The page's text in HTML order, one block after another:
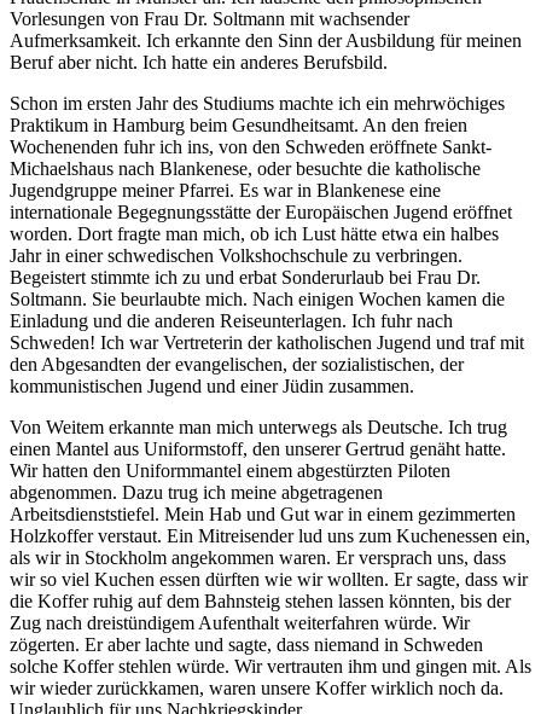
Vorlesungen von Frau Dr. Soltmann mit wachsender
Aufmerksamkeit. Ich erkannte den Sinn der Ausbildung für meinen
Beruf aber nicht. Ich hatte ein anderes Berufsbild.
Schon im ersten Jahr des Studiums machte ich ein mehrwöchiges
Praktikum in Hamburg beim Gesundheitsamt. An den freien
Wochenenden fuhr ich ins, von den Schweden eröffnete Sankt-
Michaelshaus nach Blankenese, oder besuchte die katholische
Jugendgruppe meiner Pfarrei. Es war in Blankenese eine
internationale Begegnungsstätte der Europäischen Jugend eröffnet
worden. Dort fragte man mich, ob ich Lust hätte etwa ein halbes
Jahr in einer schwedischen Volkshochschule zu verbringen.
Begeistert stimmte ich zu und erbat Sonderurlaub bei Frau Dr.
Soltmann. Sie beurlaubte mich. Nach einigen Wochen kamen die
Einladung und die anderen Reiseunterlagen. Ich fuhr nach
Schweden! Ich war Vertreterin der katholischen Jugend und traf mit
den Abgesandten der evangelischen, der sozialistischen, der
kommunistischen Jugend und einer Jüdin zusammen.
Von Weitem erkannte man mich unterwegs als Deutsche. Ich trug
einen Mantel aus Uniformstoff, den unserer Gertrud genäht hatte.
Wir hatten den Uniformmantel einem abgestürzten Piloten
abgenommen. Dazu trug ich meine abgetragenen
Arbeitsdienststiefel. Mein Hab und Gut war in einem gezimmerten
Holzkoffer verstaut. Ein Mitreisender lud uns zum Kuchenessen ein,
als wir in Stockholm angekommen waren. Er versprach uns, dass
wir so viel Kuchen essen dürften wie wir wollten. Er sagte, dass wir
die Koffer ruhig auf dem Bahnsteig stehen lassen könnten, bis der
Zug nach dreistündigem Aufenthalt weiterfahren würde. Wir
zögerten. Er aber lachte und sagte, dass niemand in Schweden
solche Koffer stehlen würde. Wir vertrauten ihm und gingen mit. Als
wir wieder zurückkamen, waren unsere Koffer wirklich noch da.
Unglaublich für uns Nachkriegskinder.